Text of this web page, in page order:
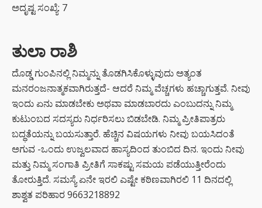
ಅದೃಷ್ಟ ಸಂಖ್ಯೆ: 7
ತುಲಾ ರಾಶಿ
ದೊಡ್ಡ ಗುಂಪಿನಲ್ಲಿ ನಿಮ್ಮನ್ನು ತೊಡಗಿಸಿಕೊಳ್ಳುವುದು ಅತ್ಯಂತ
ಮನರಂಜನಾತ್ಮಕವಾಗಿರುತ್ತದೆ- ಆದರೆ ನಿಮ್ಮ ವೆಚ್ಚಗಳು ಹಚ್ಚಾಗುತ್ತವೆ. ನೀವು
ಇಂದು ಏನು ಮಾಡಬೇಕು ಅಥವಾ ಮಾಡಬಾರದು ಎಂಬುದನ್ನು ನಿಮ್ಮ
ಕುಟುಂಬದ ಸದಸ್ಯರು ನಿರ್ಧರಿಸಲು ಬಿಡಬೇಡಿ. ನಿಮ್ಮ ಪ್ರೀತಿಪಾತ್ರರು
ಬದ್ಧತೆಯನ್ನು ಬಯಸುತ್ತಾರೆ. ಹೆಚ್ಚಿನ ವಿಷಯಗಳು ನೀವು ಬಯಸಿದಂತೆ
ಅಗುವ -ಒಂದು ಉಜ್ವಲವಾದ ಹಾಸ್ಯದಿಂದ ತುಂಬಿದ ದಿನ. ಇಂದು ನೀವು
ಮತ್ತು ನಿಮ್ಮ ಸಂಗಾತಿ ಪ್ರೀತಿಗೆ ಸಾಕಷ್ಟು ಸಮಯ ಪಡೆಯುತ್ತೀರೆಂದು
ತೋರುತ್ತಿದೆ. ಸಮಸ್ಯೆ ಏನೇ ಇರಲಿ ಎಷ್ಟೇ ಕಠಿಣವಾಗಿರಲಿ 11 ದಿನದಲ್ಲಿ
ಶಾಶ್ವತ ಪರಿಹಾರ 9663218892